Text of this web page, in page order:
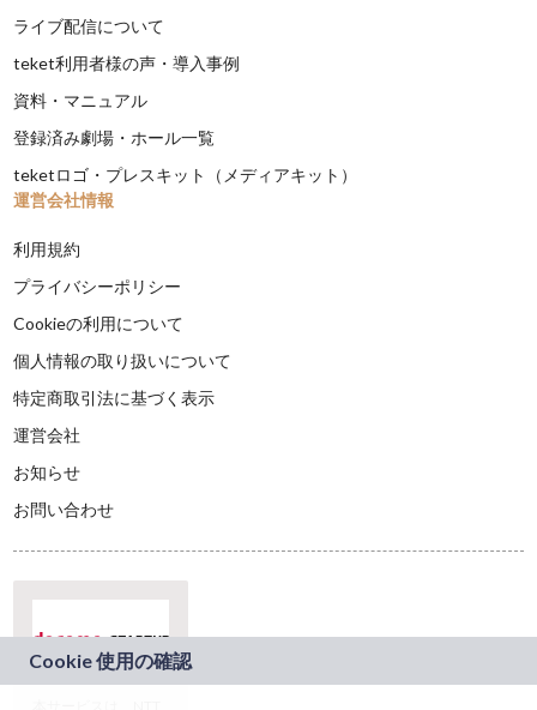
ライブ配信について
teket利用者様の声・導入事例
資料・マニュアル
登録済み劇場・ホール一覧
teketロゴ・プレスキット（メディアキット）
運営会社情報
利用規約
プライバシーポリシー
Cookieの利用について
個人情報の取り扱いについて
特定商取引法に基づく表示
運営会社
お知らせ
お問い合わせ